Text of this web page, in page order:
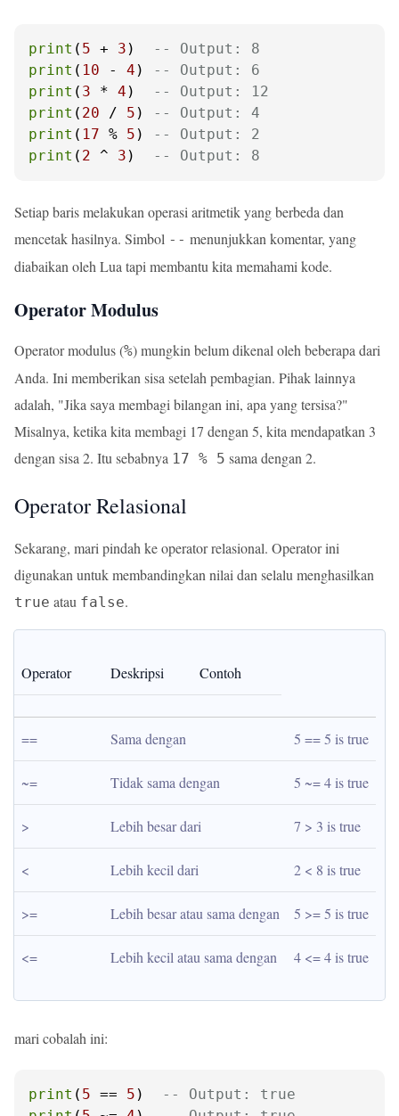
print ( 5 + 3 )
-- Output: 8
print ( 10 - 4 )
-- Output: 6
print ( 3 * 4 )
-- Output: 12
print ( 20 / 5 )
-- Output: 4
print ( 17 % 5 )
-- Output: 2
print ( 2 ^ 3 ) -- Output: 8
Setiap baris melakukan operasi aritmetik yang berbeda dan
mencetak hasilnya. Simbol -- menunjukkan komentar, yang
diabaikan oleh Lua tapi membantu kita memahami kode.
Operator Modulus
Operator modulus (%) mungkin belum dikenal oleh beberapa dari
Anda. Ini memberikan sisa setelah pembagian. Pihak lainnya
adalah, "Jika saya membagi bilangan ini, apa yang tersisa?"
Misalnya, ketika kita membagi 17 dengan 5, kita mendapatkan 3
dengan sisa 2. Itu sebabnya 17 % 5 sama dengan 2.
Operator Relasional
Sekarang, mari pindah ke operator relasional. Operator ini
digunakan untuk membandingkan nilai dan selalu menghasilkan
true atau false.
Operator Deskripsi Contoh
== Sama dengan 5 == 5 is true
~= Tidak sama dengan 5 ~= 4 is true
> Lebih besar dari 7 > 3 is true
< Lebih kecil dari 2 < 8 is true
>= Lebih besar atau sama dengan 5 >= 5 is true
<= Lebih kecil atau sama dengan 4 <= 4 is true
mari cobalah ini:
print ( 5 == 5 )
-- Output: true